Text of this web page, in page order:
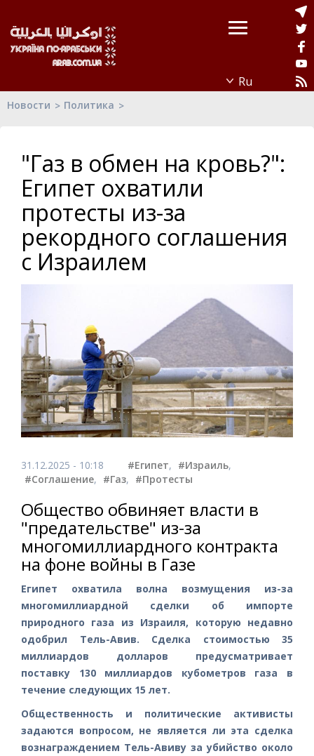
Новости Политика
"Газ в обмен на кровь?":
Египет охватили
протесты из-за
рекордного соглашения
с Израилем
31.12.2025 - 10:18 #Египет, #Израиль,
#Соглашение, #Газ, #Протесты
Общество обвиняет власти в
"предательстве" из-за
многомиллиардного контракта
на фоне войны в Газе
Египет охватила волна возмущения из-за
многомиллиардной сделки об импорте
природного газа из Израиля, которую недавно
одобрил Тель-Авив. Сделка стоимостью 35
миллиардов долларов предусматривает
поставку 130 миллиардов кубометров газа в
течение следующих 15 лет.
Общественность и политические активисты
задаются вопросом, не является ли эта сделка
вознаграждением Тель-Авиву за убийство около